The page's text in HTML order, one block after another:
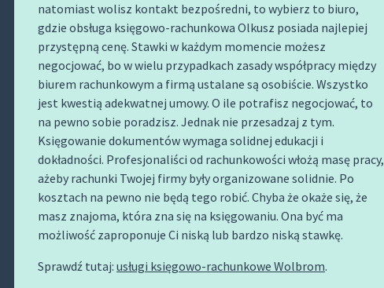
natomiast wolisz kontakt bezpośredni, to wybierz to biuro,
gdzie obsługa księgowo-rachunkowa Olkusz posiada najlepiej
przystępną cenę. Stawki w każdym momencie możesz
negocjować, bo w wielu przypadkach zasady współpracy między
biurem rachunkowym a firmą ustalane są osobiście. Wszystko
jest kwestią adekwatnej umowy. O ile potrafisz negocjować, to
na pewno sobie poradzisz. Jednak nie przesadzaj z tym.
Księgowanie dokumentów wymaga solidnej edukacji i
dokładności. Profesjonaliści od rachunkowości włożą masę pracy,
ażeby rachunki Twojej firmy były organizowane solidnie. Po
kosztach na pewno nie będą tego robić. Chyba że okaże się, że
masz znajoma, która zna się na księgowaniu. Ona być ma
możliwość zaproponuje Ci niską lub bardzo niską stawkę.
Sprawdź tutaj: usługi księgowo-rachunkowe Wolbrom.